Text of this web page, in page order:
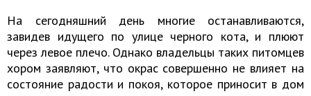
На сегодняшний день многие останавливаются,
завидев идущего по улице черного кота, и плюют
через левое плечо. Однако владельцы таких питомцев
хором заявляют, что окрас совершенно не влияет на
состояние радости и покоя, которое приносит в дом